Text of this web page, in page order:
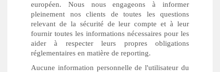
européen. Nous nous engageons à informer
pleinement nos clients de toutes les questions
relevant de la sécurité de leur compte et à leur
fournir toutes les informations nécessaires pour les
aider à respecter leurs propres obligations
réglementaires en matière de reporting.
Aucune information personnelle de l'utilisateur du